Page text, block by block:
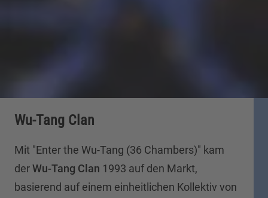
Wu-Tang Clan
Mit "Enter the Wu-Tang (36 Chambers)" kam
derWu-Tang Clan 1993 auf den Markt,
basierend auf einem einheitlichen Kollektiv von